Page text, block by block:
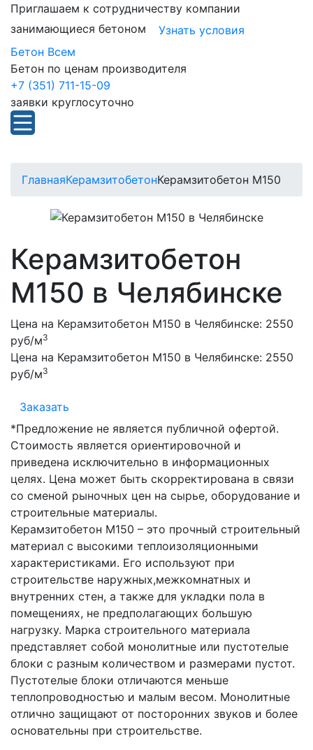
Приглашаем к сотрудничеству компании
занимающиеся бетоном
Узнать условия
Бетон Всем
Бетон по ценам производителя
+7 (351) 711-15-09
заявки круглосуточно
ГлавнаяКерамзитобетонКерамзитобетон М150
Керамзитобетон
М150 в Челябинске
Цена на Керамзитобетон М150 в Челябинске: 2550
руб/м3
Цена на Керамзитобетон М150 в Челябинске: 2550
руб/м3
Заказать
*Предложение не является публичной офертой.
Стоимость является ориентировочной и
приведена исключительно в информационных
целях. Цена может быть скорректирована в связи
со сменой рыночных цен на сырье, оборудование и
строительные материалы.
Керамзитобетон М150 – это прочный строительный
материал с высокими теплоизоляционными
характеристиками. Его используют при
строительстве наружных,межкомнатных и
внутренних стен, а также для укладки пола в
помещениях, не предполагающих большую
нагрузку. Марка строительного материала
представляет собой монолитные или пустотелые
блоки с разным количеством и размерами пустот.
Пустотелые блоки отличаются меньше
теплопроводностью и малым весом. Монолитные
отлично защищают от посторонних звуков и более
основательны при строительстве.